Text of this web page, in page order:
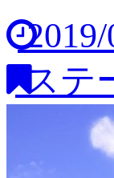
ステ